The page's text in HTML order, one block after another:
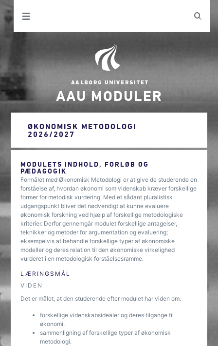
AAU MODULER
ØKONOMISK METODOLOGI
2026/2027
MODULETS INDHOLD, FORLØB OG
PÆDAGOGIK
Formålet med Økonomisk Metodologi er at give de studerende en
forståelse af, hvordan økonomi som videnskab kræver forskellige
former for metodisk vurdering. Med et sådant pluralistisk
udgangspunkt bliver det nødvendigt at kunne evaluere
økonomisk forskning ved hjælp af forskellige metodologiske
kriterier. Derfor gennemgår modulet forskellige antagelser,
teknikker og metoder for argumentation og evaluering;
eksempelvis at behandle forskellige typer af økonomiske
modeller og deres relation til den økonomiske virkelighed
vurderet i en metodologisk forståelsesramme.
LÆRINGSMÅL
VIDEN
Det er målet, at den studerende efter modulet har viden om:
forskellige videnskabsidealer og deres tilgange til
økonomi.
sammenligning af forskellige typer af økonomisk
metodologi.